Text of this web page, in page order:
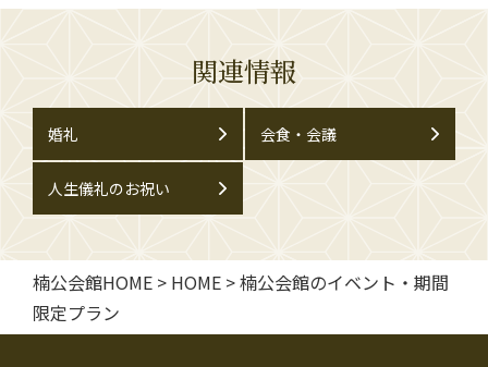
関連情報
婚礼 会食・会議
人生儀礼のお祝い
楠公会館HOME > HOME >楠公会館のイベント・期間
限定プラン